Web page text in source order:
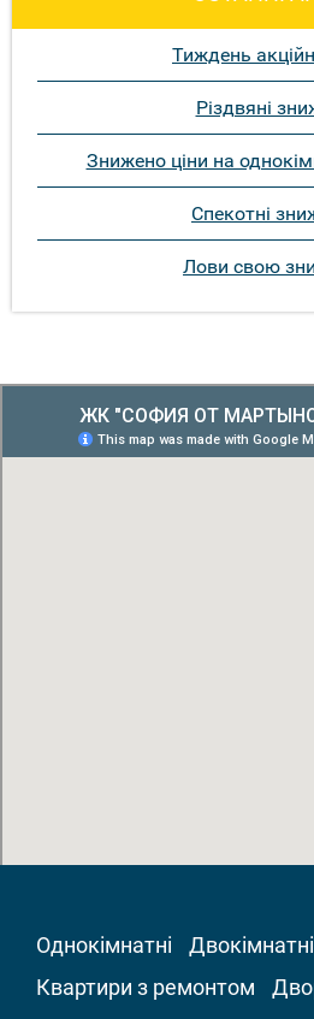
Тиждень
Різдвяні
Знижено ціни на
Спекотні
Лови свою
Однокімнатні Двокімнатні
Квартири з ремонтом